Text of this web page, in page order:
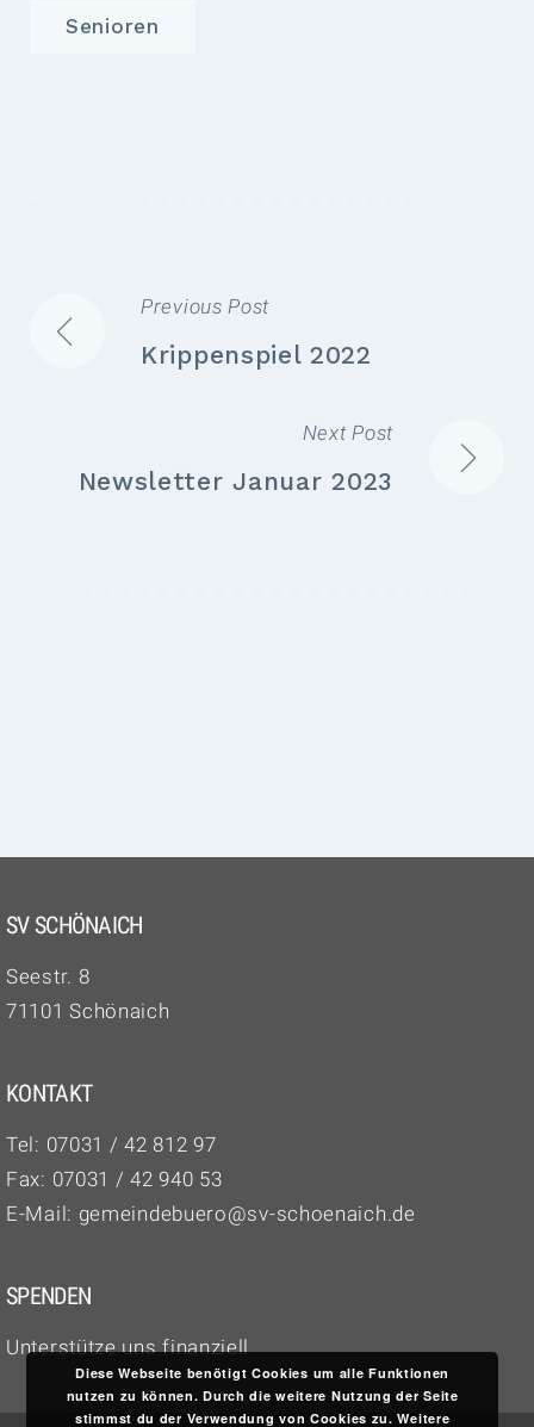
Senioren
BEITRAGSNAVIGATION
Previous Post
Krippenspiel 2022
Next Post
Newsletter Januar 2023
SV SCHÖNAICH
Seestr. 8
71101 Schönaich
KONTAKT
Tel: 07031 / 42 812 97‬
Fax: 07031 / 42 940 53
E-Mail: gemeindebuero@sv-schoenaich.de
SPENDEN
Unterstütze uns finanziell
Diese Webseite benötigt Cookies um alle Funktionen
nutzen zu können. Durch die weitere Nutzung der Seite
stimmst du der Verwendung von Cookies zu.Weitere